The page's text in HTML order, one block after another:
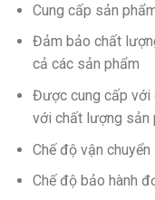
Cung cấp sản
Đảm bảo chất
cả các sản phẩm
Được cung cấp với
với chất lượng sản
Chế độ vận
Chế độ bảo hành